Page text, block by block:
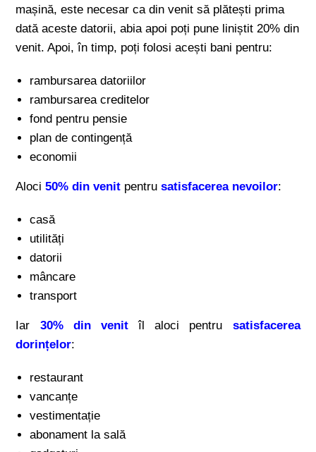
mașină, este necesar ca din venit să plătești prima
dată aceste datorii, abia apoi poți pune liniștit 20% din
venit. Apoi, în timp, poți folosi acești bani pentru:
rambursarea datoriilor
rambursarea creditelor
fond pentru pensie
plan de contingență
economii
Aloci50% din venit pentru satisfacerea nevoilor:
casă
utilități
datorii
mâncare
transport
Iar 30% din venitîl aloci pentru satisfacerea
dorințelor:
restaurant
vancanțe
vestimentație
abonament la sală